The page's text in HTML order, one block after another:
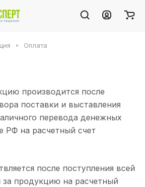
Оплата
производится после
поставки и выставления
перевода денежных
РФ на расчетный счет
после поступления всей
продукцию на расчетный